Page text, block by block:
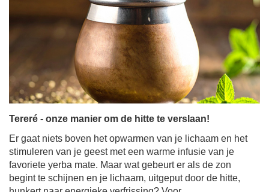
Tereré - onze manier om de hitte te verslaan!
Er gaat niets boven het opwarmen van je lichaam en het
stimuleren van je geest met een warme infusie van je
favoriete yerba mate. Maar wat gebeurt er als de zon
begint te schijnen en je lichaam, uitgeput door de hitte,
hunkert naar energieke verfrissing? Voor
matéliefhebbers is er maar één antwoord: tereré - yerba
Meer lezen